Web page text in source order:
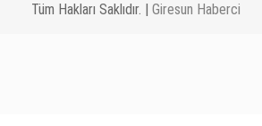
Tüm Hakları Saklıdır. | Giresun Haberci